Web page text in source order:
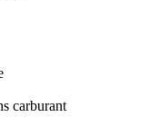
carburant